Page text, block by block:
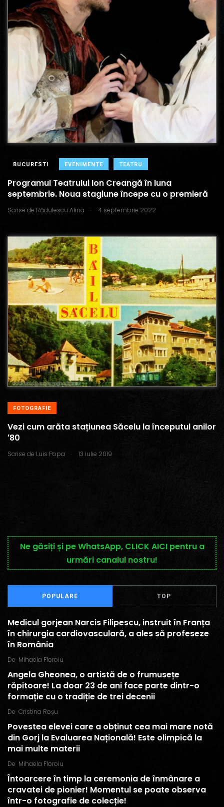
BUCURESTI EVENIMENTE TEATRU
Programul Teatrului Ion Creangă în luna
septembrie. Noua stagiune începe cu o premieră
Scrise de Rădulescu Alina . 4 septembrie 2022
FOTOGRAFIE
Vezi cum arăta stațiunea Săcelu la începutul anilor
′80
Scrise de Luis Popa . 13 iulie 2019
Ne găsiți și pe WhatsApp, CLICK AICI pentru a
urmări canalul nostru!
POPULARE TOP
Medicul gorjean Narcis Filipescu, instruit în Franța
în chirurgia cardiovasculară, a ales să profeseze
în România
De Mihaela Floroiu
Angela Gheonea, o artistă de o frumusețe
răpitoare! La doar 23 de ani face parte dintr-o
formație cu o tradiție de trei decenii
De Cristina Roșu
Povestea elevei care a obținut cea mai mare notă
din Gorj la Evaluarea Națională! Este olimpică la
mai multe materii
De Mihaela Floroiu
Întoarcere în timp la ceremonia de înmânare a
cravatei de pionier! Momentul se poate observa
într-o fotografie de colecție!